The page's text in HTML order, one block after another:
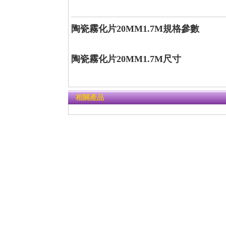
陶瓷霧化片20MM1.7M規格參數
陶瓷霧化片20MM1.7M尺寸
相關產品